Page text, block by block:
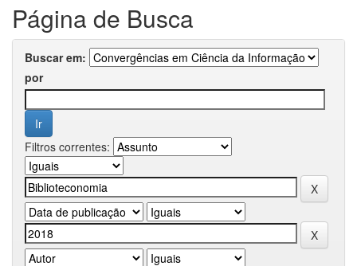
Página de Busca
Buscar em:
por
Filtros correntes: